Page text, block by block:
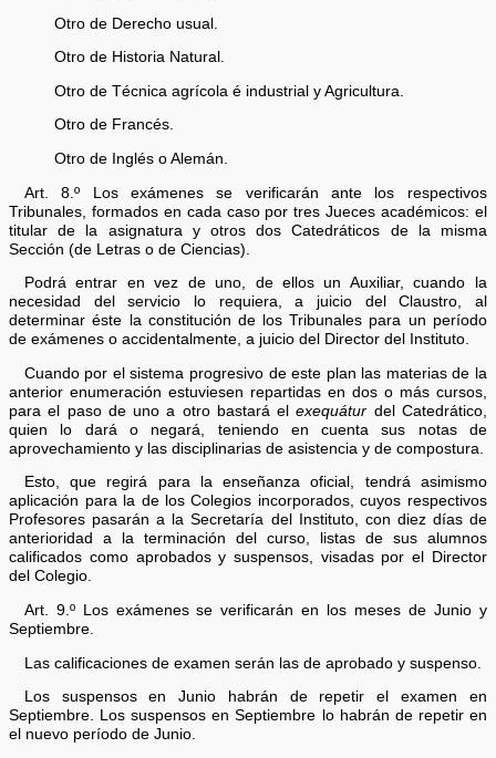
Otro de Derecho usual.
Otro de Historia Natural.
Otro de Técnica agrícola é industrial y Agricultura.
Otro de Francés.
Otro de Inglés o Alemán.
Art. 8.º Los exámenes se verificarán ante los respectivos
Tribunales, formados en cada caso por tres Jueces académicos: el
titular de la asignatura y otros dos Catedráticos de la misma
Sección (de Letras o de Ciencias).
Podrá entrar en vez de uno, de ellos un Auxiliar, cuando la
necesidad del servicio lo requiera, a juicio del Claustro, al
determinar éste la constitución de los Tribunales para un período
de exámenes o accidentalmente, a juicio del Director del Instituto.
Cuando por el sistema progresivo de este plan las materias de la
anterior enumeración estuviesen repartidas en dos o más cursos,
para el paso de uno a otro bastará elexequátur del Catedrático,
quien lo dará o negará, teniendo en cuenta sus notas de
aprovechamiento y las disciplinarias de asistencia y de compostura.
Esto, que regirá para la enseñanza oficial, tendrá asimismo
aplicación para la de los Colegios incorporados, cuyos respectivos
Profesores pasarán a la Secretaría del Instituto, con diez días de
anterioridad a la terminación del curso, listas de sus alumnos
calificados como aprobados y suspensos, visadas por el Director
del Colegio.
Art. 9.º Los exámenes se verificarán en los meses de Junio y
Septiembre.
Las calificaciones de examen serán las de aprobado y suspenso.
Los suspensos en Junio habrán de repetir el examen en
Septiembre. Los suspensos en Septiembre lo habrán de repetir en
el nuevo período de Junio.